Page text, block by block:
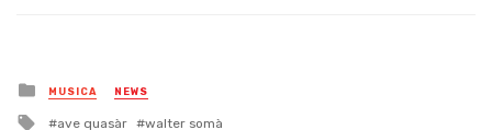
Posted
in
MUSICA NEWS
Tagged
ave quasàr walter somà